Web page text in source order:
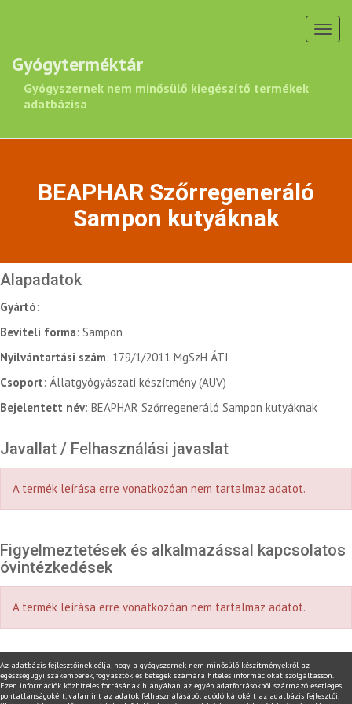
Gyógyterméktár
Gyógyszernek nem minősülő kiegészítő termékek
adatbázisa
BEAPHAR Szőrregeneráló
Sampon kutyáknak
Alapadatok
Gyártó:
Beviteli forma: Sampon
Nyilvántartási szám: 179/1/2011 MgSzH ÁTI
Csoport: Állatgyógyászati készítmény (AUV)
Bejelentett név: BEAPHAR Szőrregeneráló Sampon kutyáknak
Javallat / Felhasználási javaslat
A termék leírása erre vonatkozóan nem tartalmaz adatot.
Figyelmeztetések és alkalmazással kapcsolatos
óvintézkedések
A termék leírása erre vonatkozóan nem tartalmaz adatot.
Az adatbázis fejlesztőinek célja, hogy a gyógyszernek nem minősülő készítményekről az
egészségügyi szakemberek, fogyasztók és betegek számára hiteles információkat szolgáltasson.
Ezen információk közhiteles forrásának hiányában az egyéb adatforrásokból származó esetleges
pontatlanságokért, valamint az adatok felhasználásából adódó károkért az adatbázis fejlesztői,